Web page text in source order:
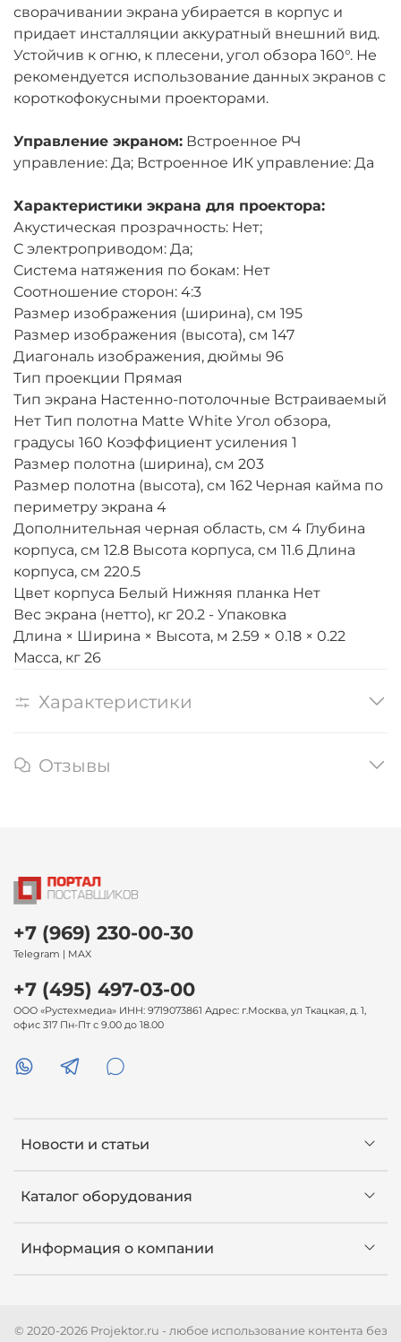
сворачивании экрана убирается в корпус и
придает инсталляции аккуратный внешний вид.
Устойчив к огню, к плесени, угол обзора 160°. Не
рекомендуется использование данных экранов с
короткофокусными проекторами.
Управление экраном: Встроенное РЧ
управление: Да; Встроенное ИК управление: Да
Характеристики экрана для проектора:
Акустическая прозрачность: Нет;
С электроприводом: Да;
Система натяжения по бокам: Нет
Соотношение сторон: 4:3
Размер изображения (ширина), см 195
Размер изображения (высота), см 147
Диагональ изображения, дюймы 96
Тип проекции Прямая
Тип экрана Настенно-потолочные Встраиваемый
Нет Тип полотна Matte White Угол обзора,
градусы 160 Коэффициент усиления 1
Размер полотна (ширина), см 203
Размер полотна (высота), см 162 Черная кайма по
периметру экрана 4
Дополнительная черная область, см 4 Глубина
корпуса, см 12.8 Высота корпуса, см 11.6 Длина
корпуса, см 220.5
Цвет корпуса Белый Нижняя планка Нет
Вес экрана (нетто), кг 20.2 - Упаковка
Длина × Ширина × Высота, м 2.59 × 0.18 × 0.22
Масса, кг 26
Характеристики
Отзывы
Новости и статьи
Каталог оборудования
Информация о компании
+7 (969) 230-00-30
Telegram | MAX
+7 (495) 497-03-00
ООО «Рустехмедиа» ИНН: 9719073861 Адрес: г.Москва, ул Ткацкая, д. 1,
офис 317 Пн-Пт с 9.00 до 18.00
© 2020-2026 Projektor.ru - любое использование контента без